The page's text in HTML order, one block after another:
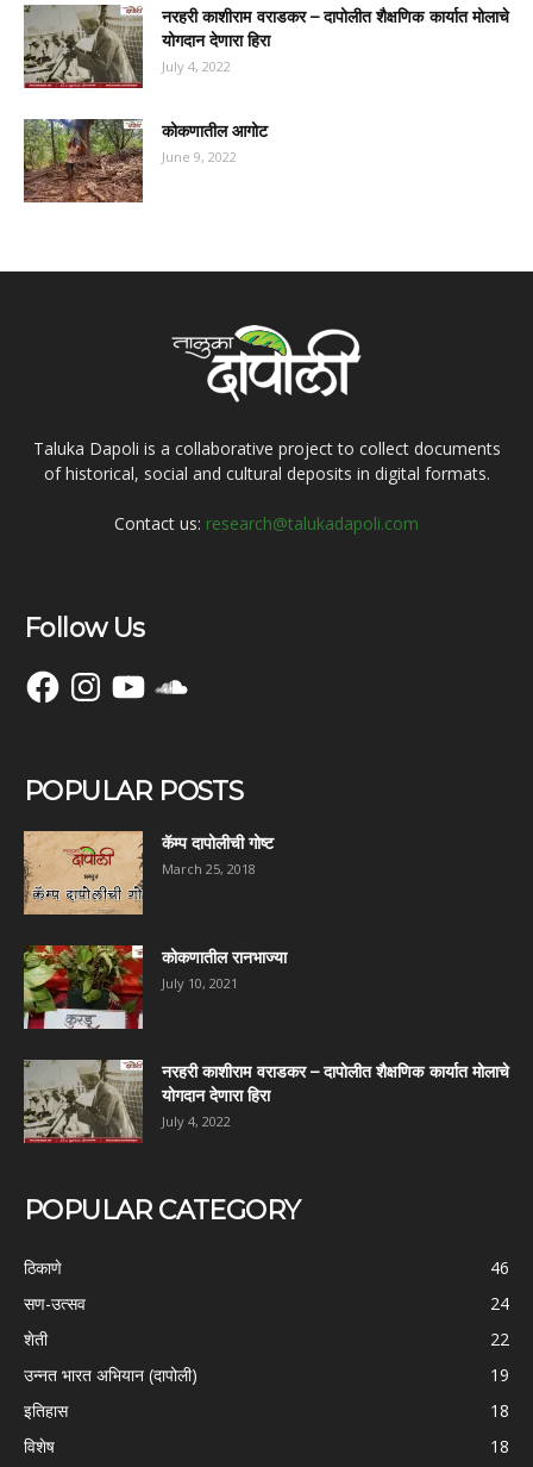
नरहरी काशीराम वराडकर – दापोलीत शैक्षणिक कार्यात मोलाचे
योगदान देणारा हिरा
July 4, 2022
कोकणातील आगोट
June 9, 2022
Taluka Dapoli is a collaborative project to collect documents
of historical, social and cultural deposits in digital formats.
Contact us: research@talukadapoli.com
Follow Us
FacebookInstagramYouTubeSoundCloud
POPULAR POSTS
कॅम्प दापोलीची गोष्ट
March 25, 2018
कोकणातील रानभाज्या
July 10, 2021
नरहरी काशीराम वराडकर – दापोलीत शैक्षणिक कार्यात मोलाचे
योगदान देणारा हिरा
July 4, 2022
POPULAR CATEGORY
ठिकाणे
46
सण-उत्सव
24
शेती
22
उन्नत भारत अभियान (दापोली)
19
इतिहास
18
विशेष
18